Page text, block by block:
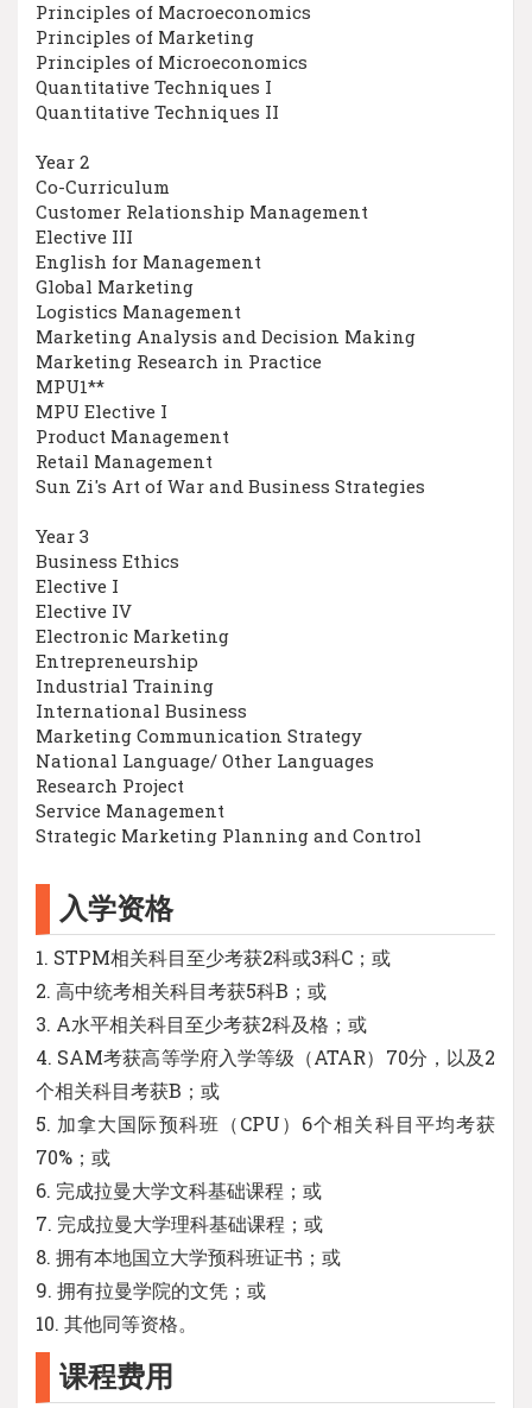
Principles of Macroeconomics
Principles of Marketing
Principles of Microeconomics
Quantitative Techniques I
Quantitative Techniques II
Year 2
Co-Curriculum
Customer Relationship Management
Elective III
English for Management
Global Marketing
Logistics Management
Marketing Analysis and Decision Making
Marketing Research in Practice
MPU1**
MPU Elective I
Product Management
Retail Management
Sun Zi's Art of War and Business Strategies
Year 3
Business Ethics
Elective I
Elective IV
Electronic Marketing
Entrepreneurship
Industrial Training
International Business
Marketing Communication Strategy
National Language/ Other Languages
Research Project
Service Management
Strategic Marketing Planning and Control
入学资格
1. STPM相关科目至少考获2科或3科C；或
2. 高中统考相关科目考获5科B；或
3. A水平相关科目至少考获2科及格；或
4. SAM考获高等学府入学等级（ATAR）70分，以及2
个相关科目考获B；或
5. 加拿大国际预科班（CPU）6个相关科目平均考获
70%；或
6. 完成拉曼大学文科基础课程；或
7. 完成拉曼大学理科基础课程；或
8. 拥有本地国立大学预科班证书；或
9. 拥有拉曼学院的文凭；或
10. 其他同等资格。
课程费用